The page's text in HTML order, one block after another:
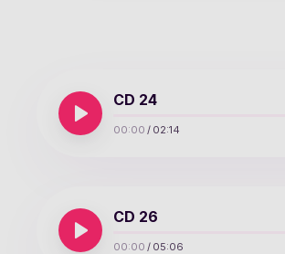
CD 24
00:00 / 02:14
CD 26
00:00 / 05:06